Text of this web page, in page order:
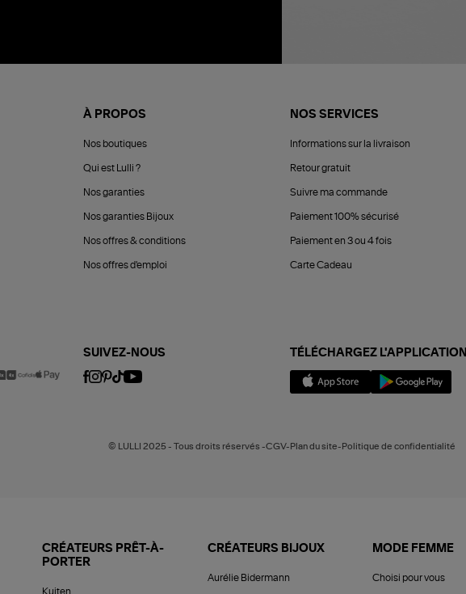
À PROPOS
Nos boutiques
Qui est Lulli ?
Nos garanties
Nos garanties Bijoux
Nos offres & conditions
Nos offres d'emploi
NOS SERVICES
Informations sur la livraison
Retour gratuit
Suivre ma commande
Paiement 100% sécurisé
Paiement en 3 ou 4 fois
Carte Cadeau
SUIVEZ-NOUS TÉLÉCHARGEZ L'APPLICATION
© LULLI 2025 - Tous droits réservés -CGV-Plan du site-Politique de confidentialité
CRÉATEURS PRÊT-À-
PORTER
Kujten
CRÉATEURS BIJOUX
Aurélie Bidermann
MODE FEMME
Choisi pour vous